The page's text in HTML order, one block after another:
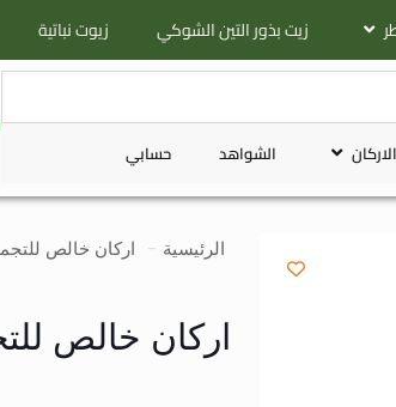
زيت بذور التين الشوكي زيوت نباتية
الشواهد حسابي
الرئيسية - اركان خالص
اركان خالص